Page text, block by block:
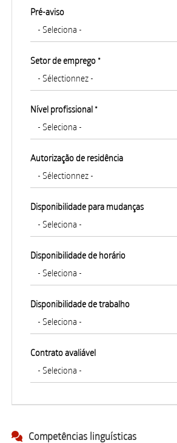
Pré-aviso
Setor de emprego *
Nível profissional *
Autorização de residência
Disponibilidade para mudanças
Disponibilidade de horário
Disponibilidade de trabalho
Contrato avaliável
Competências linguísticas